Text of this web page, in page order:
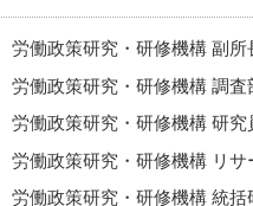
労働政策研究・研修機構 副所
労働政策研究・研修機構 調査
労働政策研究・研修機構 研究
労働政策研究・研修機構 リサ
労働政策研究・研修機構 統括